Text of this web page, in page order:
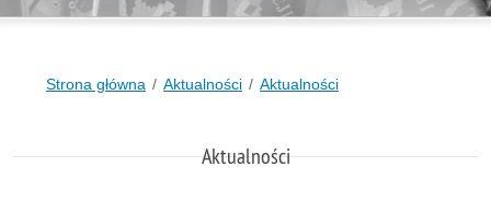
Strona główna Aktualności Aktualności
Aktualności